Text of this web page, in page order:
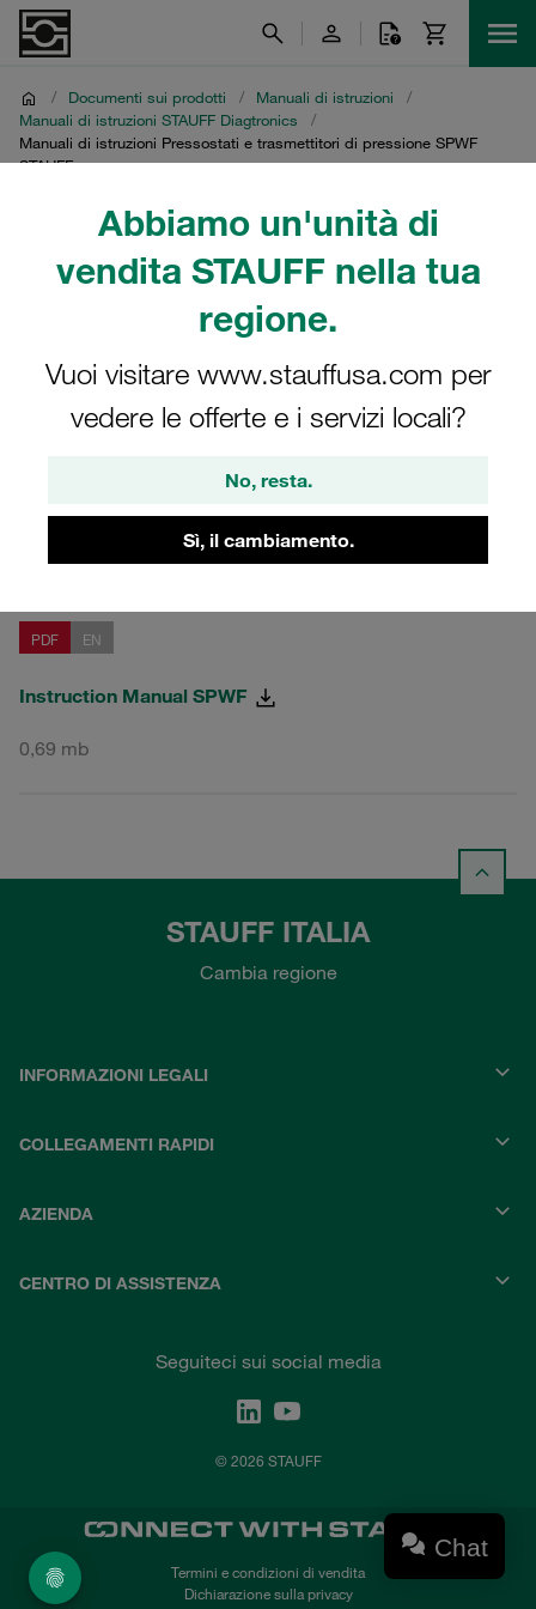
Abbiamo un'unità di
vendita STAUFF nella tua
regione.
Vuoi visitare www.stauffusa.com per
vedere le offerte e i servizi locali?
No, resta.
Sì, il cambiamento.
/ Documenti sui prodotti / Manuali di istruzioni
/
Manuali di istruzioni STAUFF Diagtronics
/
Manuali di istruzioni Pressostati e trasmettitori di pressione SPWF
STAUFF
Manuali di istruzioni
Pressostati e
trasmettitori di pressione
SPWF STAUFF
trasmettitori di pressione SPWF
PDF EN
Instruction Manual SPWF
0,69 mb
STAUFF ITALIA
Cambia regione
INFORMAZIONI LEGALI
COLLEGAMENTI RAPIDI
AZIENDA
CENTRO DI ASSISTENZA
Seguiteci sui social media
© 2026 STAUFF
Termini e condizioni di vendita
Dichiarazione sulla privacy
Chat